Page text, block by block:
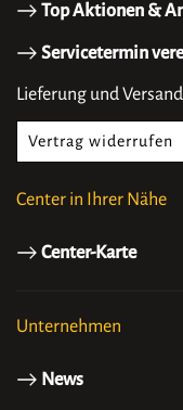
Top Aktionen &
Servicetermin
Lieferung und Versand
Vertrag widerrufen
Center in Ihrer Nähe
Center-Karte
Unternehmen
News